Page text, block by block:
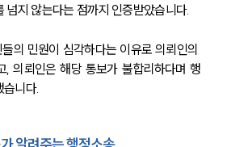
넘지 않는다는 점까지 인증받았습니다.
의 민원이 심각하다는 이유로 의뢰인의
, 의뢰인은 해당 통보가 불합리하다며 행
습니다.